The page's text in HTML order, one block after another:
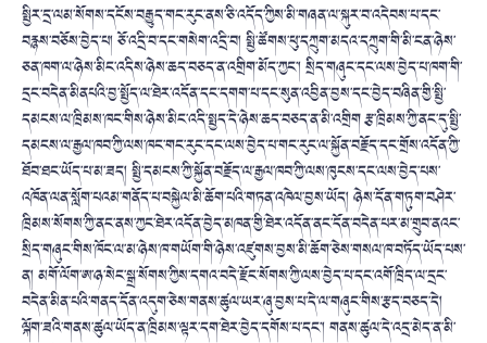
སྤྱིར་དྲ་ལམ་སོགས་དངོས་བརྒྱུད་གང་རུང་ནས་ཅི་འདོད་ཀྱིས་མི་གཞན་ལ་སྐུར་བ་འདེབས་པ་དང་
བརྙས་བཅོས་བྱེད་པ། ཅོ་འདྲི་བ་དང་གསེག་འདྲི་བ། སྤྱི་ཚོགས་ཕུ་དཀྲུག་མདའ་དཀྲུག་གི་མི་ངན་ཉེས་
ཅན་ཁག་ལ་ཉེས་མིང་འདིས་ཉེས་ཆད་བཅད་ན་འགྲིག་མོད་ཀྱང་། སྲིད་གཞུང་དང་ལས་བྱེད་པ་ཁག་གི་
དྲང་བདེན་མིནཔའི་བྱ་སྤྱོད་ལ་ཐེར་འདོན་དང་དགག་པ་དང་སུན་འབྱིན་བྱས་དང་བྱེད་བཞིན་གྱི་སྤྱི་
དམངས་ལ་ཁྲིམས་ཁང་གིས་ཉེས་མིང་འདི་སྤྱད་དེ་ཉེས་ཆད་བཅད་ན་མི་འགྲིག རྩ་ཁྲིམས་ཀྱི་ནང་དུ་སྤྱི་
དམངས་ལ་རྒྱལ་ཁབ་ཀྱི་ལས་ཁང་གང་རུང་དང་ལས་བྱེད་པ་གང་རུང་ལ་སྐྱོན་བརྗོད་དང་གྲོས་འདོན་ཀྱི་
ཐོབ་ཐང་ཡོད་པ་མ་ཟད། སྤྱི་དམངས་ཀྱི་སྐྱོན་བརྗོད་ལ་རྒྱལ་ཁབ་ཀྱི་ལས་ཁུངས་དང་ལས་བྱེད་པས་
འཁོན་ལན་སློག་པའམ་གནོད་པ་བསྐྱེལ་མི་ཆོག་པའི་གཏན་འཁེལ་བྱས་ཡོད། ཉེས་དོན་གཏུག་བཤེར་
ཁྲིམས་སོགས་ཀྱི་ནང་ནས་ཀྱང་ཐེར་འདོན་བྱེད་མཁན་གྱི་ཐེར་འདོན་ནང་དོན་བདེན་པར་མ་གྲུབ་ནའང་
སྲིད་གཞུང་གིས་ཁོང་ལ་མ་ཉེས་ཁ་གཡོག་གི་ཉེས་འཛུགས་བྱས་མི་ཆོག་ཅེས་གསལ་ཁ་བཏོད་ཡོད་པས་
ན། མགོ་ལོག་ཨ་ཉ་སེང་སྒྲ་སོགས་ཀྱིས་དགའ་བདེ་རྫོང་སོགས་ཀྱི་ལས་བྱེད་པ་དང་འགོ་ཁྲིད་ལ་དྲང་
བདེན་མིན་པའི་གནད་དོན་འདུག་ཅེས་གནས་ཚུལ་ཡར་ཞུ་བྱས་པ་དེ་ལ་གཞུང་གིས་རྩད་བཅད་དེ།
ལྐོག་ཟའི་གནས་ཚུལ་ཡོད་ན་ཁྲིམས་ལྟར་དག་ཐེར་བྱེད་དགོས་པ་དང་། གནས་ཚུལ་དེ་འདྲ་མེད་ན་མི་